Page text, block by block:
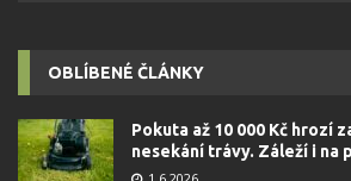
OBLÍBENÉ ČLÁNKY
Pokuta až 10 000 Kč hrozí
nesekání trávy. Záleží i na